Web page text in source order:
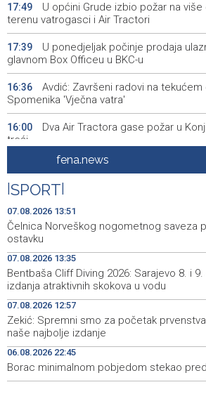
17:49
U općini Grude izbio požar na više
terenu vatrogasci i Air Tractori
17:39
U ponedjeljak počinje prodaja
glavnom Box Officeu u BKC-u
16:36
Avdić: Završeni radovi na tekućem
Spomenika 'Vječna vatra'
16:00
Dva Air Tractora gase požar u
treći
Meta kažnjena sa dodatnih 567
ugrožavanja sigurnosti djece
15:52
Privredna Banka Sarajevo ušla u
10 umjesto Rudnika Soli Tuzla
sajam šljive
15:44
Španija postavila ultimatum Italiji
kontrole
15:42
Goražde residents protest over
outages
15:31
Dani dijaspore Travnik 2026:
gospodarstvenika
fena.news
SPORT
07.08.2026 13:51
Čelnica Norveškog nogometnog saveza
ostavku
07.08.2026 13:35
Bentbaša Cliff Diving 2026: Sarajevo 8. i
izdanja atraktivnih skokova u vodu
07.08.2026 12:57
Zekić: Spremni smo za početak
naše najbolje izdanje
06.08.2026 22:45
Borac minimalnom pobjedom stekao